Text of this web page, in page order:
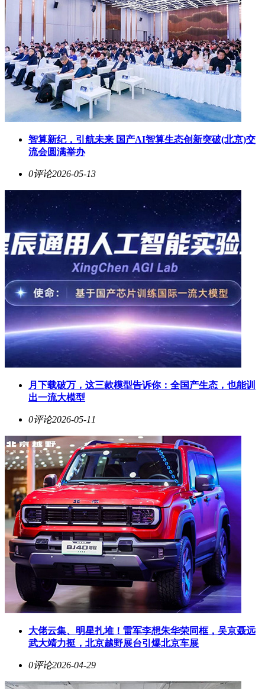
智算新纪，引航未来 国产AI智算生态创新突破(北京)交
流会圆满举办
0评论2026-05-13
月下载破万，这三款模型告诉你：全国产生态，也能训
出一流大模型
0评论2026-05-11
大佬云集、明星扎堆！雷军李想朱华荣同框，吴京聂远
武大靖力挺，北京越野展台引爆北京车展
0评论2026-04-29